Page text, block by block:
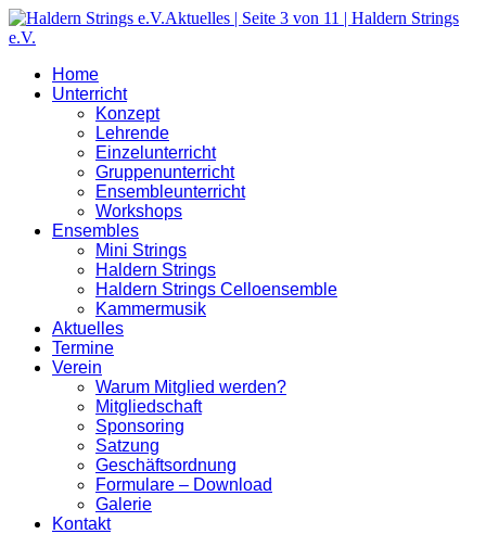
Home
Unterricht
Konzept
Lehrende
Einzelunterricht
Gruppenunterricht
Ensembleunterricht
Workshops
Ensembles
Mini Strings
Haldern Strings
Haldern Strings Celloensemble
Kammermusik
Aktuelles
Termine
Verein
Warum Mitglied werden?
Mitgliedschaft
Sponsoring
Satzung
Geschäftsordnung
Formulare – Download
Galerie
Kontakt